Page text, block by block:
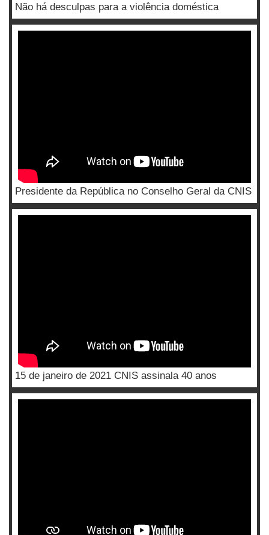
Não há desculpas para a violência doméstica
Presidente da República no Conselho Geral da CNIS
15 de janeiro de 2021 CNIS assinala 40 anos